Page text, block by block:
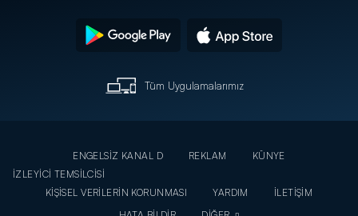
Tüm Uygulamalarımız
ENGELSİZ KANAL D REKLAM
KÜNYE
İZLEYİCİ TEMSİLCİSİ
KİŞİSEL VERİLERİN KORUNMASI
YARDIM
İLETİŞİM